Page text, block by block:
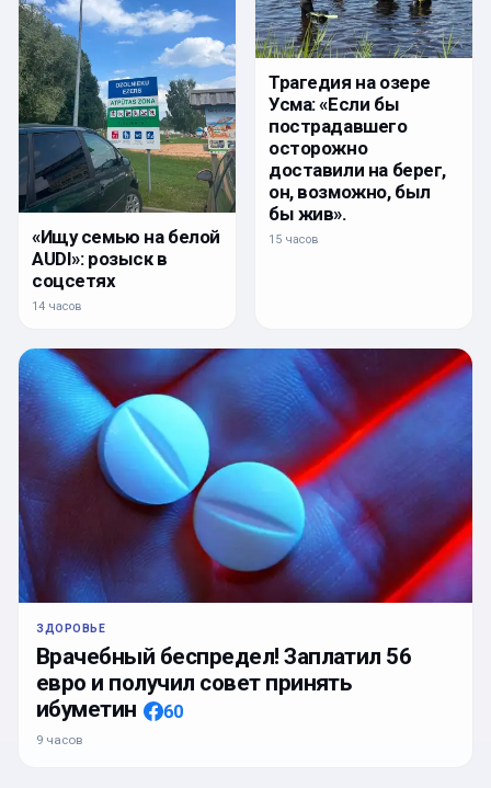
«Ищу семью на белой
AUDI»: розыск в
соцсетях
14 часов
Трагедия на озере
Усма: «Если бы
пострадавшего
осторожно
доставили на берег,
он, возможно, был
бы жив».
15 часов
ЗДОРОВЬЕ
Врачебный беспредел! Заплатил 56
евро и получил совет принять
ибуметин
60
9 часов